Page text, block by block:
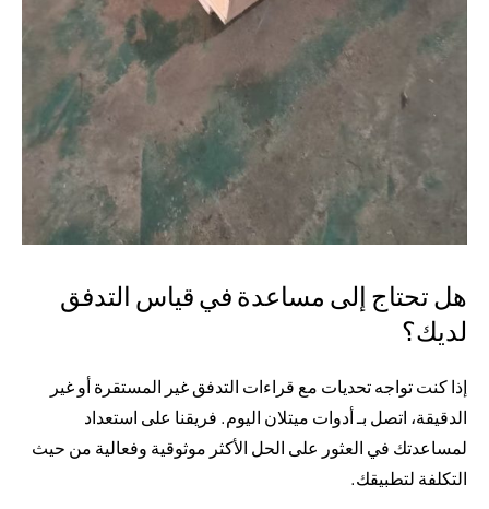
هل تحتاج إلى مساعدة في قياس التدفق
لديك؟
إذا كنت تواجه تحديات مع قراءات التدفق غير المستقرة أو غير
الدقيقة، اتصل بـأدوات ميتلان اليوم. فريقنا على استعداد
لمساعدتك في العثور على الحل الأكثر موثوقية وفعالية من حيث
التكلفة لتطبيقك.